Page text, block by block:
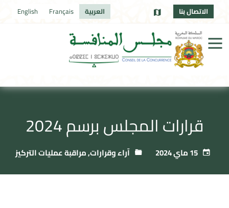
الاتصال بنا العربية Français
English
قرارات المجلس برسم 2024
آراء وقرارات,مراقبة عمليات التركيز